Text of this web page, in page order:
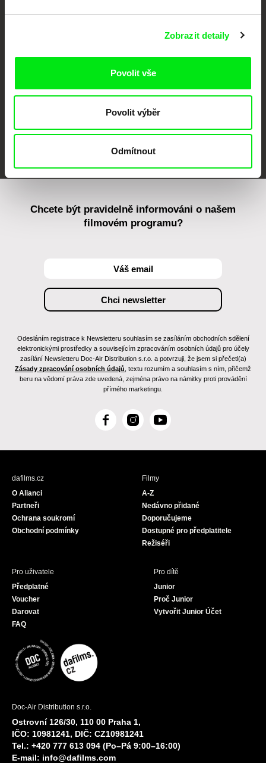
Zobrazit detaily
Povolit vše
Povolit výběr
Odmítnout
Against Gravity
FIDMarseille MFDF Ji.hlava Visions du Réel
Chcete být pravidelně informováni o našem
filmovém programu?
Odesláním registrace k Newsletteru souhlasím se zasíláním obchodních sdělení
elektronickými prostředky a souvisejícím zpracováním osobních údajů pro účely
zasílání Newsletteru Doc-Air Distribution s.r.o. a potvrzuji, že jsem si přečetl(a)
Zásady zpracování osobních údajů , textu rozumím a souhlasím s ním, přičemž
beru na vědomí práva zde uvedená, zejména právo na námitky proti provádění
přímého marketingu.
F
c
I
s
Y
u
dafilms.cz
O Alianci
Partneři
Ochrana soukromí
Obchodní podmínky
Filmy
A-Z
Nedávno přidané
Doporučujeme
Dostupné pro předplatitele
Režiséři
Pro uživatele
Předplatné
Voucher
Darovat
FAQ
Pro dítě
Junior
Proč Junior
Vytvořit Junior Účet
Doc-Air Distribution s.r.o.
Ostrovní 126/30, 110 00 Praha 1,
IČO: 10981241, DIČ: CZ10981241
Tel.: +420 777 613 094 (Po–Pá 9:00–16:00)
E-mail: info@dafilms.com